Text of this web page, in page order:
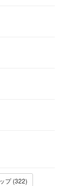
プ (322)